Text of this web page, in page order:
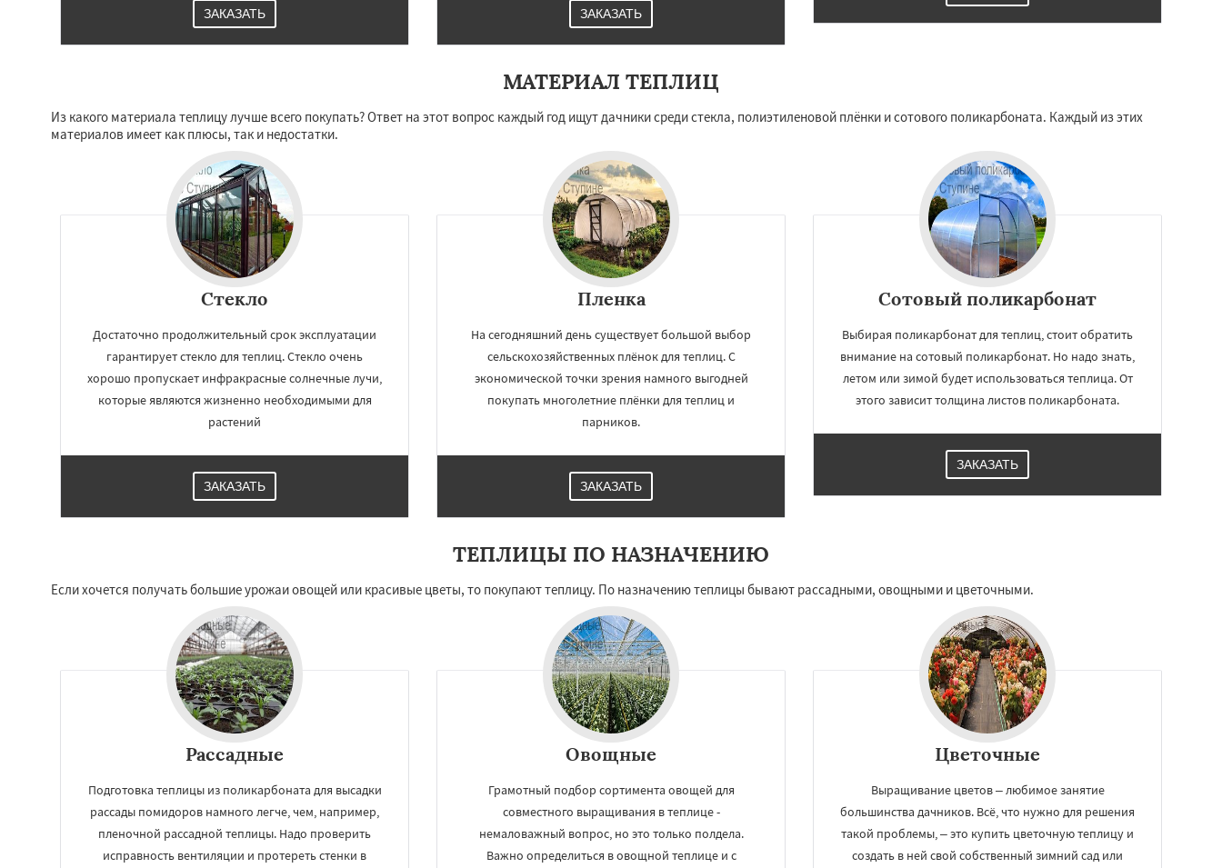
Талдом Фрязино Химки Хотьково
Электроугли
Богородское Большие Вяземы
Быково
Вербилки
ЗАКАЗАТЬ ЗАКАЗАТЬ
МАТЕРИАЛ ТЕПЛИЦ
Из какого материала теплицу лучше всего покупать? Ответ на этот вопрос каждый год ищут дачники среди стекла, полиэтиленовой плёнки и сотового поликарбоната. Каждый из этих
материалов имеет как плюсы, так и недостатки.
Стекло
Достаточно продолжительный срок эксплуатации
гарантирует стекло для теплиц. Стекло очень
хорошо пропускает инфракрасные солнечные лучи,
которые являются жизненно необходимыми для
растений
ЗАКАЗАТЬ
Пленка
На сегодняшний день существует большой выбор
сельскохозяйственных плёнок для теплиц. С
экономической точки зрения намного выгодней
покупать многолетние плёнки для теплиц и
парников.
ЗАКАЗАТЬ
Сотовый поликарбонат
Выбирая поликарбонат для теплиц, стоит обратить
внимание на сотовый поликарбонат. Но надо знать,
летом или зимой будет использоваться теплица. От
этого зависит толщина листов поликарбоната.
ЗАКАЗАТЬ
ТЕПЛИЦЫ ПО НАЗНАЧЕНИЮ
Если хочется получать большие урожаи овощей или красивые цветы, то покупают теплицу. По назначению теплицы бывают рассадными, овощными и цветочными.
Рассадные
Подготовка теплицы из поликарбоната для высадки
рассады помидоров намного легче, чем, например,
пленочной рассадной теплицы. Надо проверить
исправность вентиляции и протереть стенки в
Овощные
Грамотный подбор сортимента овощей для
совместного выращивания в теплице -
немаловажный вопрос, но это только полдела.
Важно определиться в овощной теплице и с
Цветочные
Выращивание цветов – любимое занятие
большинства дачников. Всё, что нужно для решения
такой проблемы, – это купить цветочную теплицу и
создать в ней свой собственный зимний сад или